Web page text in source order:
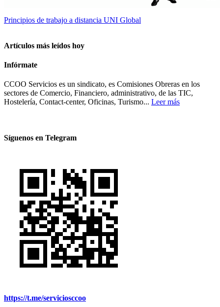
Principios de trabajo a distancia UNI Global
Artículos más leídos hoy
Infórmate
CCOO Servicios es un sindicato, es Comisiones Obreras en los
sectores de Comercio, Financiero, administrativo, de las TIC,
Hostelería, Contact-center, Oficinas, Turismo... Leer más
Síguenos en Telegram
https://t.me/serviciosccoo